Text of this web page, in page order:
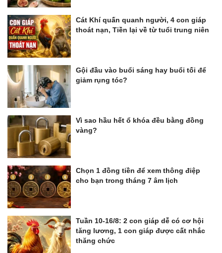
Cát Khí quấn quanh người, 4 con giáp
thoát nạn, Tiền lại về từ tuổi trung niên
Gội đầu vào buổi sáng hay buổi tối để
giảm rụng tóc?
Vì sao hầu hết ổ khóa đều bằng đồng
vàng?
Chọn 1 đồng tiền để xem thông điệp
cho bạn trong tháng 7 âm lịch
Tuần 10-16/8: 2 con giáp dễ có cơ hội
tăng lương, 1 con giáp được cất nhắc
thăng chức